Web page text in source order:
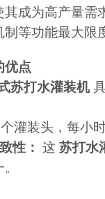
成为高产量需
等功能最大限
优点
苏打水灌装机
灌装头，每小
性： 这 苏打水